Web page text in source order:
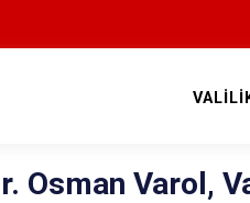
Osman Varol,